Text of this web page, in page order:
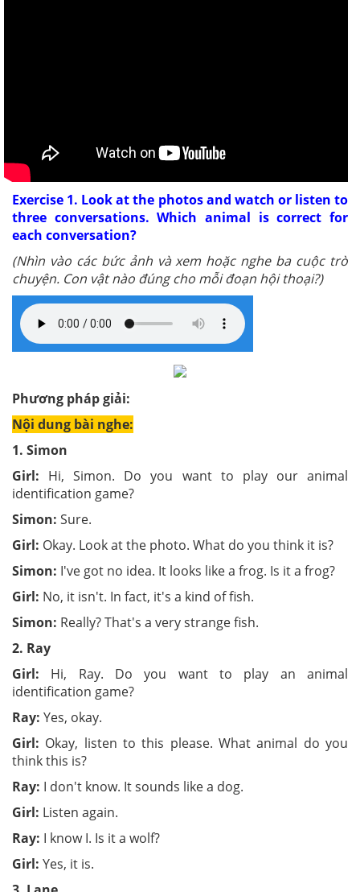
Exercise 1. Look at the photos and watch or listen to
three conversations. Which animal is correct for
each conversation?
(Nhìn vào các bức ảnh và xem hoặc nghe ba cuộc trò
chuyện. Con vật nào đúng cho mỗi đoạn hội thoại?)
Phương pháp giải:
Nội dung bài nghe:
1. Simon
Girl: Hi, Simon. Do you want to play our animal
identification game?
Simon: Sure.
Girl: Okay. Look at the photo. What do you think it is?
Simon: I've got no idea. It looks like a frog. Is it a frog?
Girl: No, it isn't. In fact, it's a kind of fish.
Simon: Really? That's a very strange fish.
2. Ray
Girl: Hi, Ray. Do you want to play an animal
identification game?
Ray: Yes, okay.
Girl: Okay, listen to this please. What animal do you
think this is?
Ray: I don't know. It sounds like a dog.
Girl: Listen again.
Ray: I know I. Is it a wolf?
Girl: Yes, it is.